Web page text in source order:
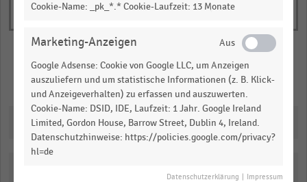
Merken Teilen
Downloads
Cookie-Name: _pk_*.* Cookie-Laufzeit: 13 Monate
Marketing-Anzeigen
Google Adsense: Cookie von Google LLC, um Anzeigen
auszuliefern und um statistische Informationen (z. B. Klick-
und Anzeigeverhalten) zu erfassen und auszuwerten.
Cookie-Name: DSID, IDE, Laufzeit: 1 Jahr. Google Ireland
Limited, Gordon House, Barrow Street, Dublin 4, Ireland.
Datenschutzhinweise: https://policies.google.com/privacy?
hl=de
Datenschutzerklärung Impressum